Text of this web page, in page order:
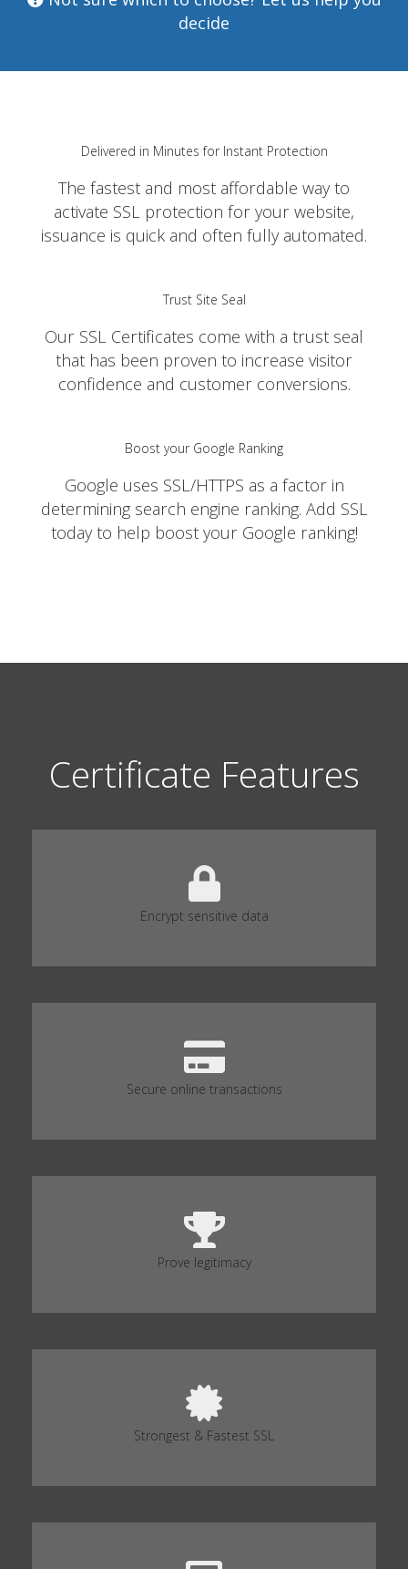
decide
Delivered in Minutes for Instant Protection
The fastest and most affordable way to
activate SSL protection for your website,
issuance is quick and often fully automated.
Trust Site Seal
Our SSL Certificates come with a trust seal
that has been proven to increase visitor
confidence and customer conversions.
Boost your Google Ranking
Google uses SSL/HTTPS as a factor in
determining search engine ranking. Add SSL
today to help boost your Google ranking!
Certificate Features
Encrypt sensitive data
Secure online transactions
Prove legitimacy
Strongest & Fastest SSL